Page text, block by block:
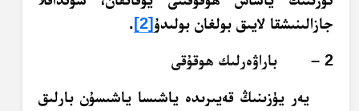
جازالىنىشقا لايىق بولغان بولىدۇ [2]
.
2 – باراۋەرلىك ھوقۇقى
يەر يۈزىنىڭ قەيىرىدە ياشىسا ياشىسۇن بارلىق